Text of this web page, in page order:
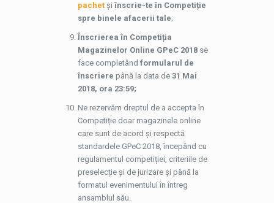
pachetși înscrie-te în Competiție
spre binele afacerii tale;
Înscrierea în Competiția
Magazinelor Online GPeC 2018se
face completând formularul de
înscriere până la data de 31 Mai
2018, ora 23:59;
Ne rezervăm dreptul de a accepta în
Competiție doar magazinele online
care sunt de acord și respectă
standardele GPeC 2018, începând cu
regulamentul competiției, criteriile de
preselecție și de jurizare și până la
formatul evenimentului în întreg
ansamblul său.